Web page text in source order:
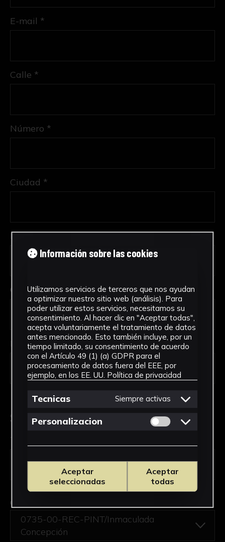
E-mail *
Calle *
Número *
Ciudad *
Provincia *
Código Postal *
País *
Solicitud de Servicio
Tipo de solicitud *
Obra en la que está interesado/a
0735-00-REC-PINT/Inmaculada
Concepción
Información sobre las cookies
Utilizamos servicios de terceros que nos ayudan
a optimizar nuestro sitio web (análisis). Para
poder utilizar estos servicios, necesitamos su
consentimiento. Al hacer clic en "Aceptar todas",
acepta voluntariamente el tratamiento de datos
antes mencionado. Esto también incluye, por un
tiempo limitado, su consentimiento de acuerdo
con el Artículo 49 (1) (a) GDPR para el
procesamiento de datos fuera del EEE, por
ejemplo, en los EE. UU. Política de privacidad
Tecnicas Siempre activas
Personalizacion Permitir cookies
Aceptar
seleccionadas
Aceptar
todas